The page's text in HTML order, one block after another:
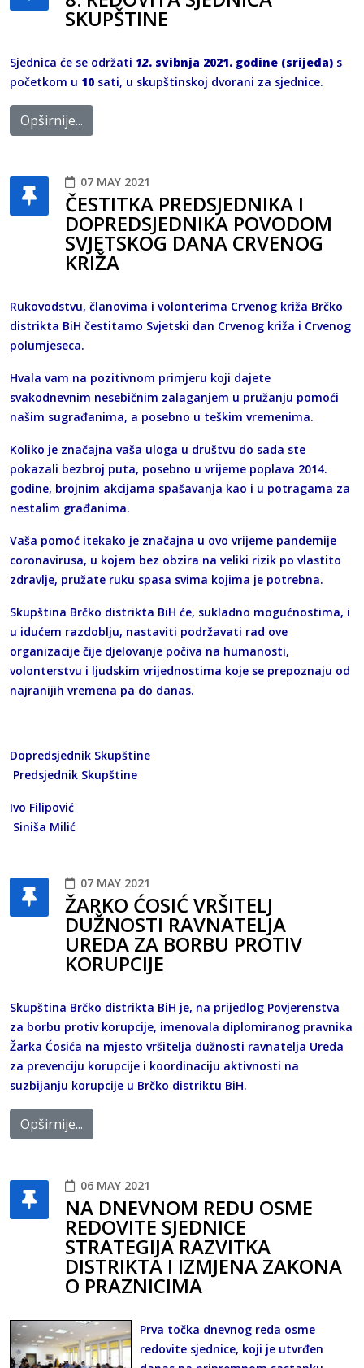
SKUPŠTINE
Sjednica će se održati 12. svibnja 2021. godine (srijeda) s
početkom u 10 sati, u skupštinskoj dvorani za sjednice.
Opširnije...
07 MAY 2021
ČESTITKA PREDSJEDNIKA I
DOPREDSJEDNIKA POVODOM
SVJETSKOG DANA CRVENOG
KRIŽA
Rukovodstvu, članovima i volonterima Crvenog križa Brčko
distrikta BiH čestitamo Svjetski dan Crvenog križa i Crvenog
polumjeseca.
Hvala vam na pozitivnom primjeru koji dajete
svakodnevnim nesebičnim zalaganjem u pružanju pomoći
našim sugrađanima, a posebno u teškim vremenima.
Koliko je značajna vaša uloga u društvu do sada ste
pokazali bezbroj puta, posebno u vrijeme poplava 2014.
godine, brojnim akcijama spašavanja kao i u potragama za
nestalim građanima.
Vaša pomoć itekako je značajna u ovo vrijeme pandemije
coronavirusa, u kojem bez obzira na veliki rizik po vlastito
zdravlje, pružate ruku spasa svima kojima je potrebna.
Skupština Brčko distrikta BiH će, sukladno mogućnostima, i
u idućem razdoblju, nastaviti podržavati rad ove
organizacije čije djelovanje počiva na humanosti,
volonterstvu i ljudskim vrijednostima koje se prepoznaju od
najranijih vremena pa do danas.
Dopredsjednik Skupštine
Predsjednik Skupštine
Ivo Filipović
Siniša Milić
07 MAY 2021
ŽARKO ĆOSIĆ VRŠITELJ
DUŽNOSTI RAVNATELJA
UREDA ZA BORBU PROTIV
KORUPCIJE
Skupština Brčko distrikta BiH je, na prijedlog Povjerenstva
za borbu protiv korupcije, imenovala diplomiranog pravnika
Žarka Ćosića na mjesto vršitelja dužnosti ravnatelja Ureda
za prevenciju korupcije i koordinaciju aktivnosti na
suzbijanju korupcije u Brčko distriktu BiH.
Opširnije...
06 MAY 2021
NA DNEVNOM REDU OSME
REDOVITE SJEDNICE
STRATEGIJA RAZVITKA
DISTRIKTA I IZMJENA ZAKONA
O PRAZNICIMA
Prva točka dnevnog reda osme
redovite sjednice, koji je utvrđen